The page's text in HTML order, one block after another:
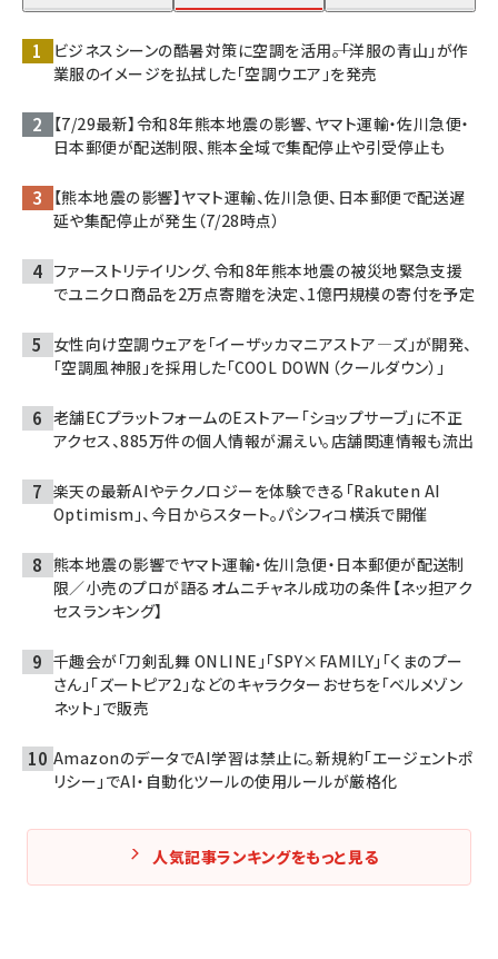
ビジネスシーンの酷暑対策に空調を活用――。「洋服の青山」が作
業服のイメージを払拭した「空調ウエア」を発売
【7/29最新】令和8年熊本地震の影響、ヤマト運輸・佐川急便・
日本郵便が配送制限、熊本全域で集配停止や引受停止も
【熊本地震の影響】ヤマト運輸、佐川急便、日本郵便で配送遅
延や集配停止が発生（7/28時点）
ファーストリテイリング、令和8年熊本地震の被災地緊急支援
でユニクロ商品を2万点寄贈を決定、1億円規模の寄付を予定
女性向け空調ウェアを「イーザッカマニアストア―ズ」が開発、
「空調風神服」を採用した「COOL DOWN（クールダウン）」
老舗ECプラットフォームのEストアー「ショップサーブ」に不正
アクセス、885万件の個人情報が漏えい。店舗関連情報も流出
楽天の最新AIやテクノロジーを体験できる「Rakuten AI
Optimism」、今日からスタート。パシフィコ横浜で開催
熊本地震の影響でヤマト運輸・佐川急便・日本郵便が配送制
限／小売のプロが語るオムニチャネル成功の条件【ネッ担アク
セスランキング】
千趣会が「刀剣乱舞 ONLINE」「SPY×FAMILY」「くまのプー
さん」「ズートピア2」などのキャラクターおせちを「ベルメゾン
ネット」で販売
AmazonのデータでAI学習は禁止に。新規約「エージェントポ
リシー」でAI・自動化ツールの使用ルールが厳格化
人気記事ランキングをもっと見る